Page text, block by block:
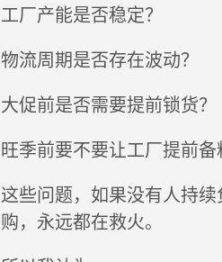
工厂产能是否稳定？
物流周期是否存在波动？
大促前是否需要提前锁货？
旺季前要不要让工厂提前备
这些问题，如果没有人持
购，永远都在救火。